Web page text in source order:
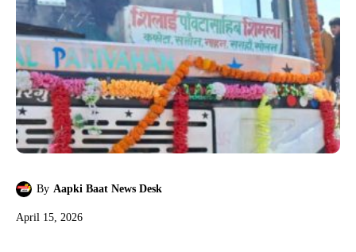
By Aapki Baat News Desk
April 15, 2026